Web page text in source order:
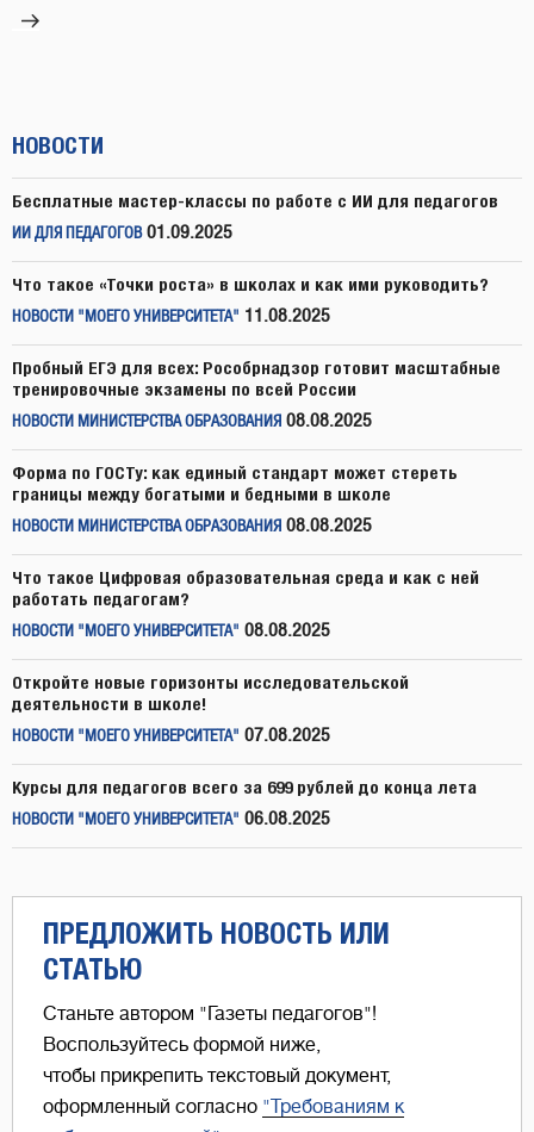
НОВОСТИ
Бесплатные мастер-классы по работе с ИИ для педагогов
ИИ ДЛЯ ПЕДАГОГОВ 01.09.2025
Что такое «Точки роста» в школах и как ими руководить?
НОВОСТИ "МОЕГО УНИВЕРСИТЕТА" 11.08.2025
Пробный ЕГЭ для всех: Рособрнадзор готовит масштабные
тренировочные экзамены по всей России
НОВОСТИ МИНИСТЕРСТВА ОБРАЗОВАНИЯ 08.08.2025
Форма по ГОСТу: как единый стандарт может стереть
границы между богатыми и бедными в школе
НОВОСТИ МИНИСТЕРСТВА ОБРАЗОВАНИЯ 08.08.2025
Что такое Цифровая образовательная среда и как с ней
работать педагогам?
НОВОСТИ "МОЕГО УНИВЕРСИТЕТА" 08.08.2025
Откройте новые горизонты исследовательской
деятельности в школе!
НОВОСТИ "МОЕГО УНИВЕРСИТЕТА" 07.08.2025
Курсы для педагогов всего за 699 рублей до конца лета
НОВОСТИ "МОЕГО УНИВЕРСИТЕТА" 06.08.2025
ПРЕДЛОЖИТЬ НОВОСТЬ ИЛИ
СТАТЬЮ
Станьте автором "Газеты педагогов"!
Воспользуйтесь формой ниже,
чтобы прикрепить текстовый документ,
оформленный согласно "Требованиям к